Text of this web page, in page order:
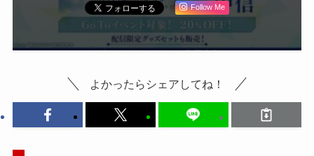
Follow Me
よかったらシェアしてね！